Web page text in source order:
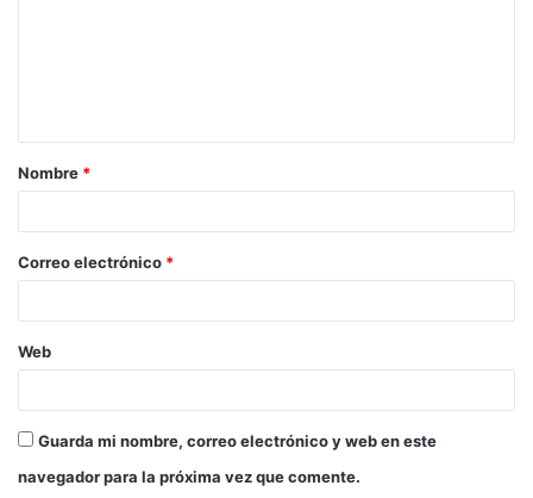
a
r
*
Nombre *
Correo electrónico *
Web
Guarda mi nombre, correo electrónico y web en este
navegador para la próxima vez que comente.